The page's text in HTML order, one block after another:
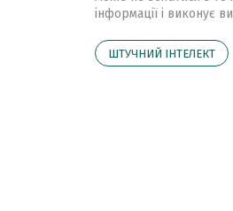
інформації і виконує
ШТУЧНИЙ ІНТЕЛЕКТ